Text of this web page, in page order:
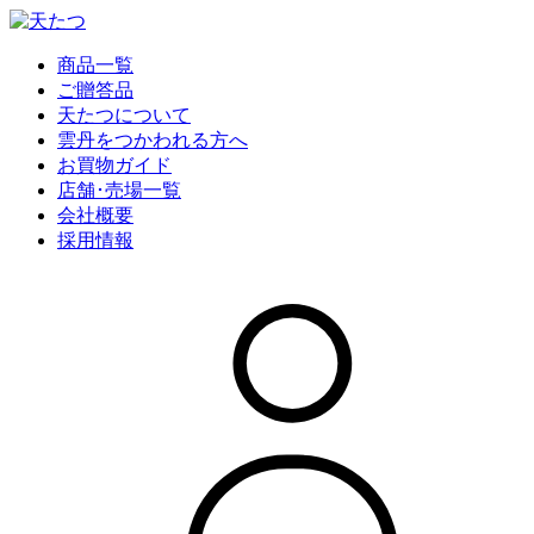
商品一覧
ご贈答品
天たつについて
雲丹をつかわれる方へ
お買物ガイド
店舗･売場一覧
会社概要
採用情報